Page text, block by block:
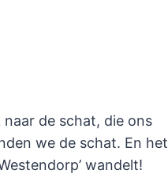
de schat, die ons
we de schat. En het
wandelt!